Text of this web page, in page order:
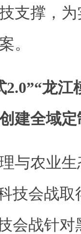
支撑，
。
2.0”“龙
建全域定
农业生
技会战
会战针